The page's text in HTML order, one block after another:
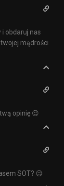
i obdaruj nas
mądrości
opinię 😉
SOT? 😉